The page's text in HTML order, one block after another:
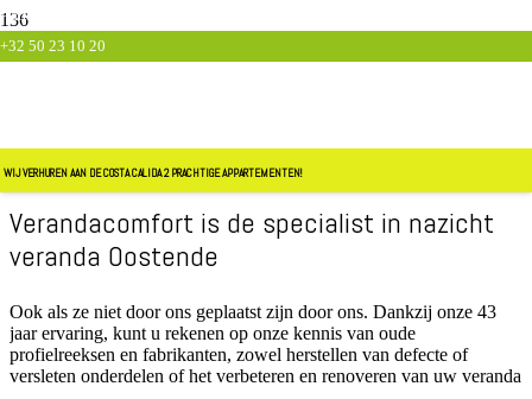
Aartrijkestraat 225, 8820 Torhout
+32 50 23 10 20
WIJ VERHUREN AAN DE COSTA CALIDA 2 PRACHTIGE APPARTEMENTEN!
BUILDING HAPPINESS
Maak gebruik van de ervaring van Verandacomfort voor de
herstelling van uw veranda & renovatie veranda Oostende
Verandacomfort is de specialist in nazicht
veranda Oostende
Ook als ze niet door ons geplaatst zijn door ons. Dankzij onze 43
jaar ervaring, kunt u rekenen op onze kennis van oude
profielreeksen en fabrikanten, zowel herstellen van defecte of
versleten onderdelen of het verbeteren en renoveren van uw veranda